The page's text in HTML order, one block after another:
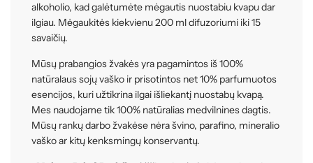
alkoholio, kad galėtumėte mėgautis nuostabiu kvapu dar
ilgiau. Mėgaukitės kiekvienu 200 ml difuzoriumi iki 15
savaičių.
Mūsų prabangios žvakės yra pagamintos iš 100%
natūralaus sojų vaško ir prisotintos net 10% parfumuotos
esencijos, kuri užtikrina ilgai išliekantį nuostabų kvapą.
Mes naudojame tik 100% natūralias medvilnines dagtis.
Mūsų rankų darbo žvakėse nėra švino, parafino, mineralio
vaško ar kitų kenksmingų konservantų.